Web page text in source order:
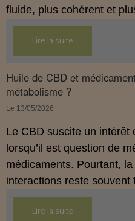
fluide, plus cohérent et
hygiène de vie adaptée.
Lire la suite
Huile de CBD et
métabolisme ?
Le 13/05/2026
Le CBD suscite un intérêt
lorsqu’il est question de
médicaments. Pourtant,
interactions reste
légal français impose des
usages externes du CBD
Lire la suite